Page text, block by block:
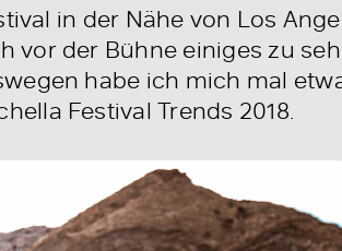
in der Nähe von Los
vor der Bühne einiges zu
habe ich mich mal
Festival Trends 2018.